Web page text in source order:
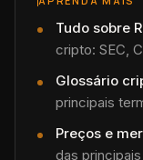
Tudo sobre
cripto: SEC,
Glossário
principais
Preços e
das